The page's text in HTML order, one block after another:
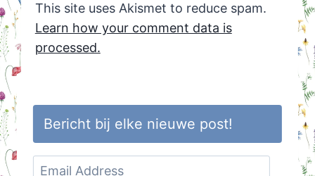
This site uses Akismet to reduce spam.
Learn how your comment data is
processed.
Bericht bij elke nieuwe post!
Email